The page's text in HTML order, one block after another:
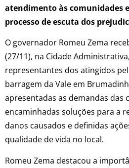
atendimento às comunidades
processo de escuta dos
O governador Romeu Zema
(27/11), na Cidade
representantes dos atingidos
barragem da Vale em
apresentadas as demandas das
encaminhadas soluções para a
danos causados e definidas
qualidade de vida no local.
Romeu Zema destacou a